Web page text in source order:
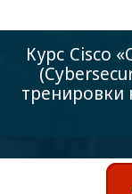
Курс Cisco
тренировки